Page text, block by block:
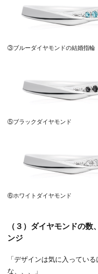
③ブルーダイヤモンドの結婚指輪
⑤ブラックダイヤモンド
⑥ホワイトダイヤモンド
（３）ダイヤモンドの
ンジ
「デザインは気に入ってい
な、、、」